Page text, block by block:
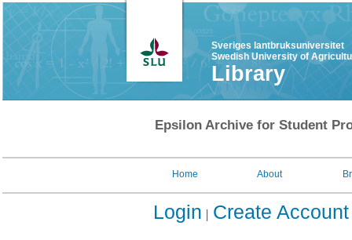
Sveriges lantbruksuniversitet
Swedish University of
Library
Epsilon Archive for Student
Home About
Login Create Account